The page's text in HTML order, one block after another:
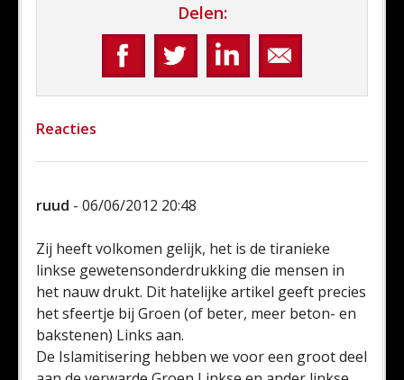
Delen:
Reacties
ruud - 06/06/2012 20:48
Zij heeft volkomen gelijk, het is de tiranieke
linkse gewetensonderdrukking die mensen in
het nauw drukt. Dit hatelijke artikel geeft precies
het sfeertje bij Groen (of beter, meer beton- en
bakstenen) Links aan.
De Islamitisering hebben we voor een groot deel